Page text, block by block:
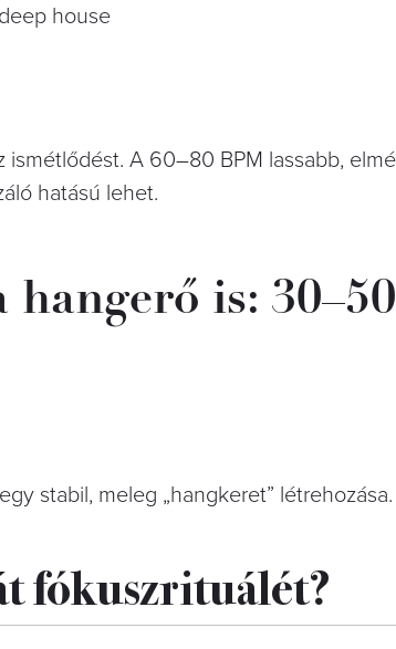
house
A 60–80 BPM lassabb,
hatású lehet.
is:
stabil, meleg „hangkeret” létrehozása.
fókuszrituálét?